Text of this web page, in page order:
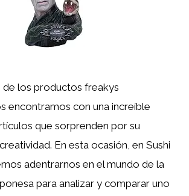
de los productos freakys
encontramos con una increíble
que sorprenden por su
En esta ocasión, en Sushi
adentrarnos en el mundo de la
para analizar y comparar uno